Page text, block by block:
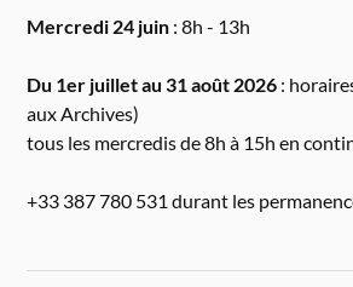
Mercredi 24 juin : 8h - 13h
Du 1er juillet au 31 août 2026 :
aux Archives)
tous les mercredis de 8h à 15h en
+33 387 780 531 durant les